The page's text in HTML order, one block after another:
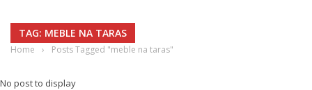
TAG: MEBLE NA TARAS
Home › Posts Tagged "meble na taras"
No post to display